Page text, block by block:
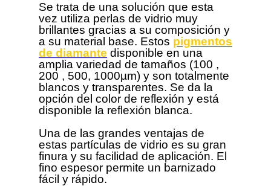
Se trata de una solución que esta
vez utiliza perlas de vidrio muy
brillantes gracias a su composición y
a su material base. Estos pigmentos
de diamante disponible en una
amplia variedad de tamaños (100 ,
200 , 500, 1000µm) y son totalmente
blancos y transparentes. Se da la
opción del color de reflexión y está
disponible la reflexión blanca.
Una de las grandes ventajas de
estas partículas de vidrio es su gran
finura y su facilidad de aplicación. El
fino espesor permite un barnizado
fácil y rápido.